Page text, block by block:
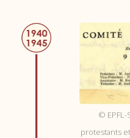
© EPFL-
protestants